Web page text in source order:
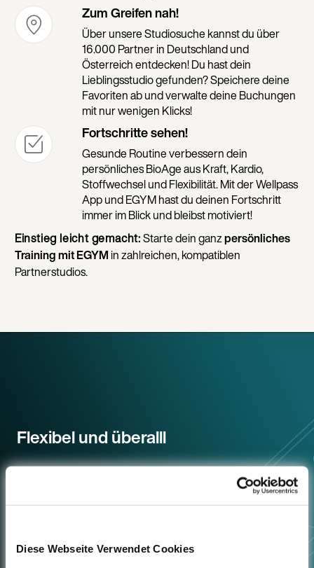
Diese Webseite Verwendet Cookies
Zum Greifen nah!
Über unsere Studiosuche kannst du über
16.000 Partner in Deutschland und
Österreich entdecken! Du hast dein
Lieblingsstudio gefunden? Speichere deine
Favoriten ab und verwalte deine Buchungen
mit nur wenigen Klicks!
Fortschritte sehen!
Gesunde Routine verbessern dein
persönliches BioAge aus Kraft, Kardio,
Stoffwechsel und Flexibilität. Mit der Wellpass
App und EGYM hast du deinen Fortschritt
immer im Blick und bleibst motiviert!
Einstieg leicht gemacht:Starte dein ganzpersönliches
Training mit EGYM in zahlreichen, kompatiblen
Partnerstudios.
Flexibel und überalll